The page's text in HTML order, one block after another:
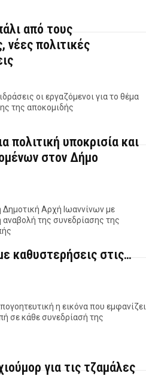
από τους
νέες πολιτικές
οι εργαζόμενοι για το θέμα
της αποκομιδής
πολιτική υποκρισία και
στον Δήμο
Δημοτική Αρχή Ιωαννίνων με
της συνεδρίασης της
καθυστερήσεις στις…
η εικόνα που εμφανίζει
σε κάθε συνεδρίασή της
για τις τζαμάλες